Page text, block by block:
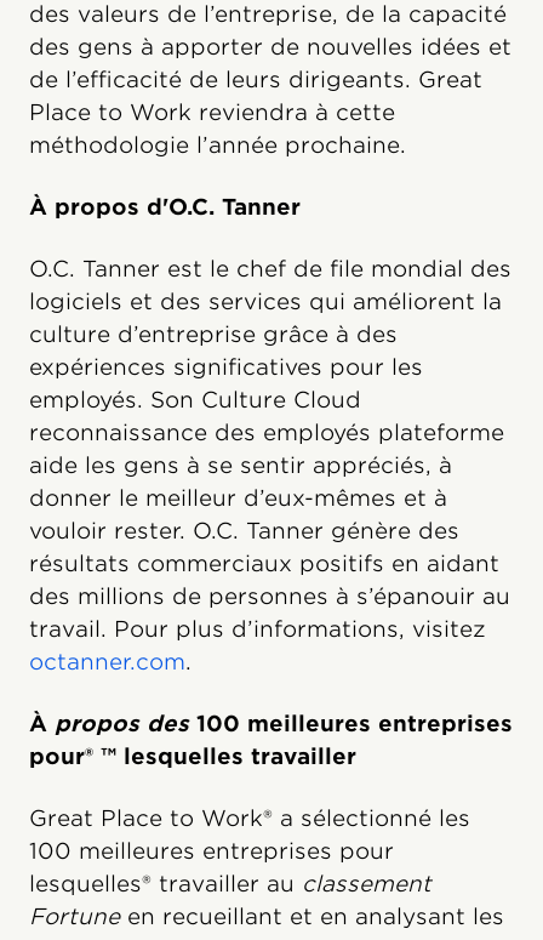
des valeurs de l’entreprise, de la capacité
des gens à apporter de nouvelles idées et
de l’efficacité de leurs dirigeants. Great
Place to Work reviendra à cette
méthodologie l’année prochaine.
À propos d'O.C. Tanner
O.C. Tanner est le chef de file mondial des
logiciels et des services qui améliorent la
culture d’entreprise grâce à des
expériences significatives pour les
employés. Son Culture Cloud
reconnaissance des employés plateforme
aide les gens à se sentir appréciés, à
donner le meilleur d’eux-mêmes et à
vouloir rester. O.C. Tanner génère des
résultats commerciaux positifs en aidant
des millions de personnes à s’épanouir au
travail. Pour plus d’informations, visitez
octanner.com.
À propos des100 meilleures entreprises
pour® ™ lesquelles travailler
Great Place to Work® a sélectionné les
100 meilleures entreprises pour
lesquelles® travailler au classement
Fortuneen recueillant et en analysant les